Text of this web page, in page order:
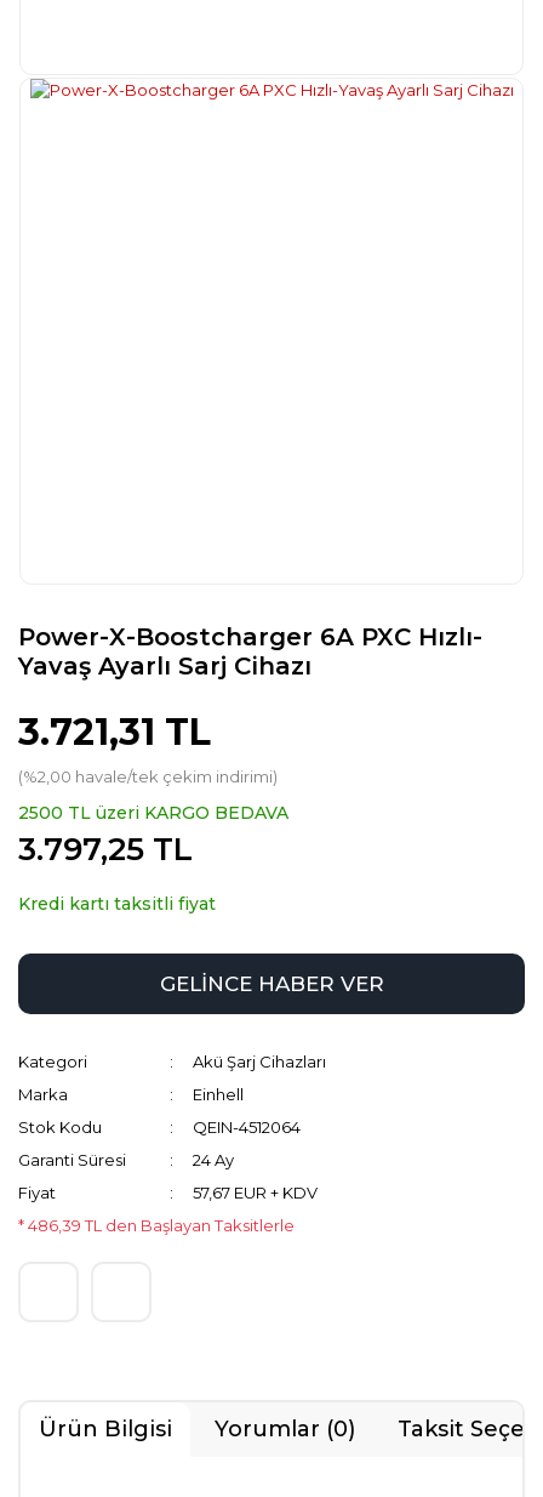
Power-X-Boostcharger 6A PXC Hızlı-
Yavaş Ayarlı Sarj Cihazı
3.721,31 TL
(%2,00 havale/tek çekim indirimi)
2500 TL üzeri KARGO BEDAVA
3.797,25 TL
Kredi kartı taksitli fiyat
GELİNCE HABER VER
Kategori
Akü Şarj Cihazları
Marka
Einhell
Stok Kodu
QEIN-4512064
Garanti Süresi
24 Ay
Fiyat
57,67 EUR + KDV
* 486,39 TL den Başlayan Taksitlerle
Ürün Bilgisi Yorumlar (0) Taksit